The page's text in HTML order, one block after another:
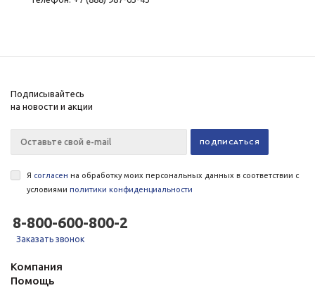
Подписывайтесь
на новости и акции
Я согласен на обработку моих персональных данных в соответствии с
условиями политики конфиденциальности
8-800-600-800-2
Заказать звонок
Компания
Помощь